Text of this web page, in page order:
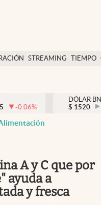
STREAMING TIEMPO
México
-0.06%
DÓLAR
$ 1520
A y C que por
ayuda a
y fresca